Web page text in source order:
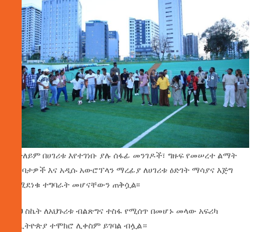
በተለይም በሀገሪቱ እየተገነቡ ያሉ ሰፋፊ መንገዶች፣ ግዙፍ የመሠረተ ልማት
ግንባታዎች እና አዲሱ አውሮፕላን ማረፊያ ለሀገሪቱ ዕድገት ማሳያና እጅግ
የሚደነቁ ተግባራት መሆናቸውን ጠቅሷል፡፡
ይህ ስኬት ለአህጉሪቱ ብልጽግና ተስፋ የሚሰጥ በመሆኑ መላው አፍሪካ
ከኢትዮጵያ ተሞክሮ ሊቀስም ይገባል ብሏል።